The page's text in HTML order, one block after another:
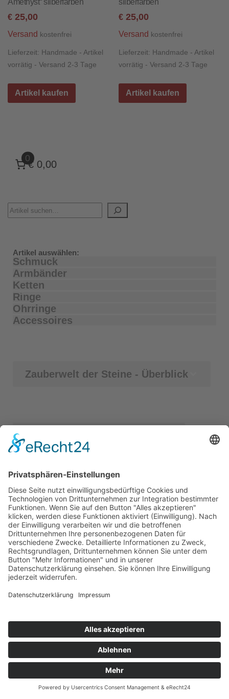
Amethyst“ silberfarben
€ 25,00
Versand kostenfrei
Lieferzeit: Handmade - Artikel
vorrätig - Versand 2-3 Tage
Artikel kaufen
silberfarben
€ 25,00
Versand kostenfrei
Lieferzeit: Handmade - Artikel
vorrätig - Versand 2-3 Tage
Artikel kaufen
0
€ 0,00
Artikel auswählen:
Schmuck
Armbänder
Ketten
Ringe
Ohrringe
Accessoires
Zauberwelt der Steine - Überblick
Wir bringen Farbe ins Leben!
❤️🧡💛💚💙💜
nach oben
Telefon: +49 6623 9257744
Fax: +49 3212 9157744
Mail: regina.woelk@internet-aktiv.de
www.reggirainbow.de
Cookie-Einstellungen
Impressum